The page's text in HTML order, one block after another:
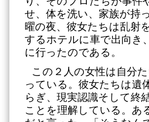
せ、体を洗い、家族が持
曜の夜、彼女たちは乱射
するホテルに車で出向き
に行ったのである。
この２人の女性は自分
っている。彼女たちは遺
らぎ、現実認識そして終
ことを理解している。あ